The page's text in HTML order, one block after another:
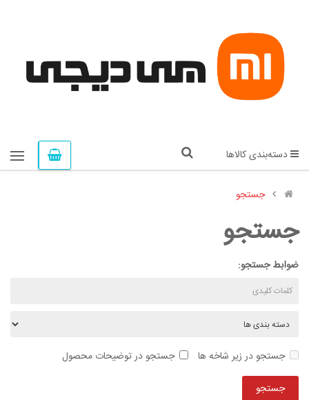
دسته‌بندی کالاها
جستجو
جستجو
ضوابط جستجو:
جستجو در زیر شاخه ها جستجو در توضیحات محصول